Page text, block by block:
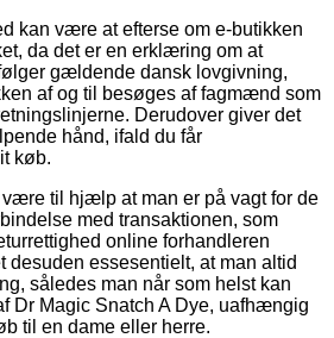
kan være at efterse om e-butikken
da det er en erklæring om at
gældende dansk lovgivning,
af og til besøges af fagmænd som
Derudover giver det
hånd, ifald du får
køb.
være til hjælp at man er på vagt for de
med transaktionen, som
online forhandleren
desuden essesentielt, at man altid
således man når som helst kan
Dr Magic Snatch A Dye, uafhængig
til en dame eller herre.